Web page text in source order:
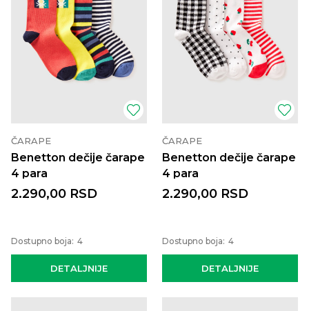
ČARAPE
Benetton dečije čarape
4 para
DETALJNIJE
2.290,00 RSD
Dostupno boja: 4
ČARAPE
Benetton dečije čarape
4 para
DETALJNIJE
2.290,00 RSD
Dostupno boja: 4